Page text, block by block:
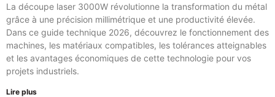
La découpe laser 3000W révolutionne la transformation du métal
grâce à une précision millimétrique et une productivité élevée.
Dans ce guide technique 2026, découvrez le fonctionnement des
machines, les matériaux compatibles, les tolérances atteignables
et les avantages économiques de cette technologie pour vos
projets industriels.
Lire plus